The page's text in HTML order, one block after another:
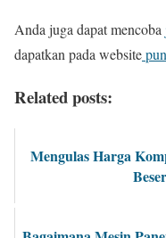
Anda juga dapat mencoba
dapatkan pada website
Related posts:
Mengulas Harga